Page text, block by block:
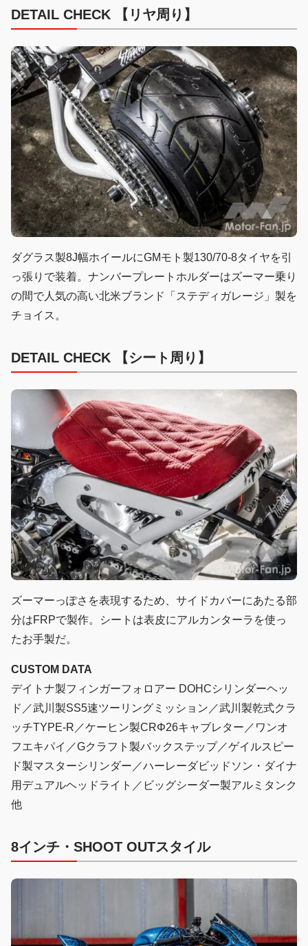
DETAIL CHECK 【リヤ周り】
ダグラス製8J幅ホイールにGMモト製130/70-8タイヤを引
っ張りで装着。ナンバープレートホルダーはズーマー乗り
の間で人気の高い北米ブランド「ステディガレージ」製を
チョイス。
DETAIL CHECK 【シート周り】
ズーマーっぽさを表現するため、サイドカバーにあたる部
分はFRPで製作。シートは表皮にアルカンターラを使っ
たお手製だ。
CUSTOM DATA
デイトナ製フィンガーフォロアー DOHCシリンダーヘッ
ド／武川製SS5速ツーリングミッション／武川製乾式クラ
ッチTYPE-R／ケーヒン製CRΦ26キャブレター／ワンオ
フエキパイ／Gクラフト製バックステップ／ゲイルスピー
ド製マスターシリンダー／ハーレーダビッドソン・ダイナ
用デュアルヘッドライト／ビッグシーダー製アルミタンク
他
8インチ・SHOOT OUTスタイル